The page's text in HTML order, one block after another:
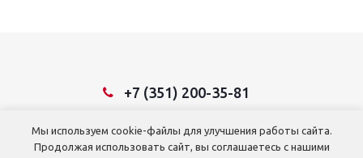
+7 (351) 200-35-81
© 2026 ООО ТД «Тракторосервис»
Мы используем cookie-файлы для улучшения работы сайта.
Продолжая использовать сайт, вы соглашаетесь с нашими